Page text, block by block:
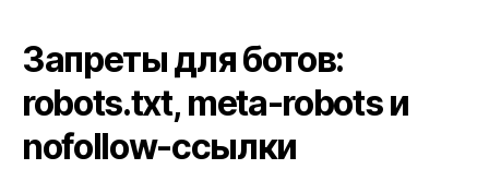
Запреты для ботов:
robots.txt, meta-robots и
nofollow-ссылки